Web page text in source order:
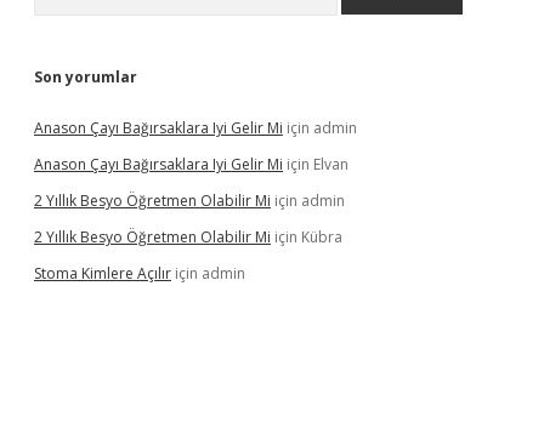
Son yorumlar
Anason Çayı Bağırsaklara Iyi Gelir Mi için admin
Anason Çayı Bağırsaklara Iyi Gelir Mi için Elvan
2 Yıllık Besyo Öğretmen Olabilir Mi için admin
2 Yıllık Besyo Öğretmen Olabilir Mi için Kübra
Stoma Kimlere Açılır için admin